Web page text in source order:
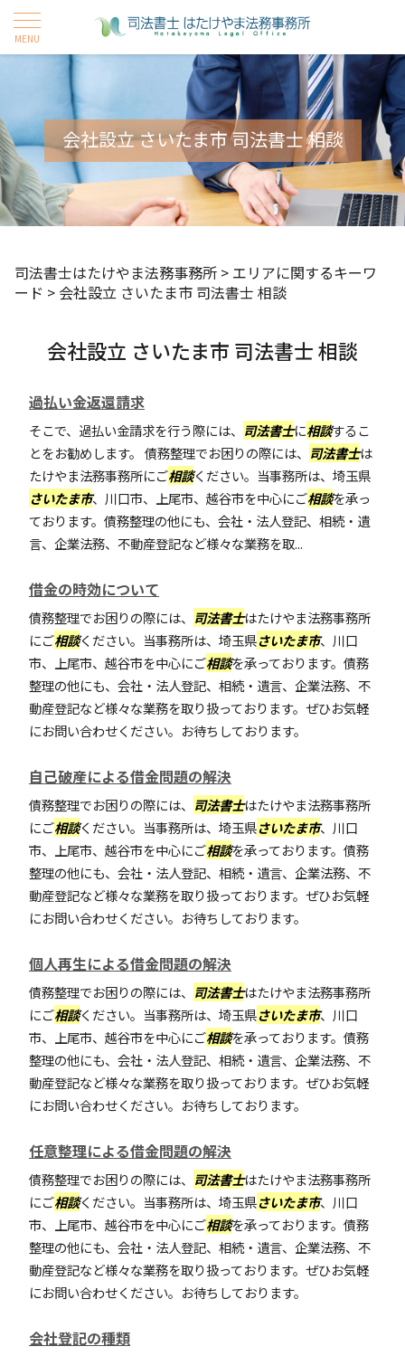
会社設立 さいたま市 司法書士 相談
司法書士はたけやま法務事務所 > エリアに関するキーワ
ード > 会社設立 さいたま市 司法書士 相談
会社設立 さいたま市 司法書士 相談
過払い金返還請求
そこで、過払い金請求を行う際には、 司法書士に相談するこ
とをお勧めします。 債務整理でお困りの際には、 司法書士は
たけやま法務事務所にご相談ください。当事務所は、埼玉県
さいたま市、川口市、上尾市、越谷市を中心にご相談を承っ
ております。債務整理の他にも、会社・法人登記、相続・遺
言、企業法務、不動産登記など様々な業務を取...
借金の時効について
債務整理でお困りの際には、 司法書士はたけやま法務事務所
にご相談ください。当事務所は、埼玉県さいたま市、川口
市、上尾市、越谷市を中心にご相談を承っております。債務
整理の他にも、会社・法人登記、相続・遺言、企業法務、不
動産登記など様々な業務を取り扱っております。ぜひお気軽
にお問い合わせください。お待ちしております。
自己破産による借金問題の解決
債務整理でお困りの際には、 司法書士はたけやま法務事務所
にご相談ください。当事務所は、埼玉県さいたま市、川口
市、上尾市、越谷市を中心にご相談を承っております。債務
整理の他にも、会社・法人登記、相続・遺言、企業法務、不
動産登記など様々な業務を取り扱っております。ぜひお気軽
にお問い合わせください。お待ちしております。
個人再生による借金問題の解決
債務整理でお困りの際には、 司法書士はたけやま法務事務所
にご相談ください。当事務所は、埼玉県さいたま市、川口
市、上尾市、越谷市を中心にご相談を承っております。債務
整理の他にも、会社・法人登記、相続・遺言、企業法務、不
動産登記など様々な業務を取り扱っております。ぜひお気軽
にお問い合わせください。お待ちしております。
任意整理による借金問題の解決
債務整理でお困りの際には、 司法書士はたけやま法務事務所
にご相談ください。当事務所は、埼玉県さいたま市、川口
市、上尾市、越谷市を中心にご相談を承っております。債務
整理の他にも、会社・法人登記、相続・遺言、企業法務、不
動産登記など様々な業務を取り扱っております。ぜひお気軽
にお問い合わせください。お待ちしております。
会社登記の種類